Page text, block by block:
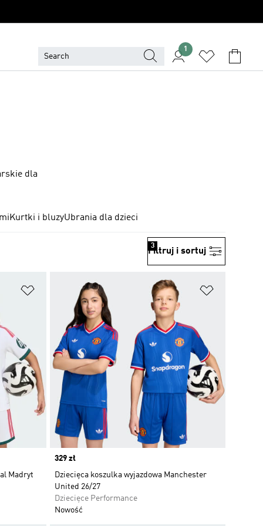
1
dla
Kurtki i bluzyUbrania dla dzieci
Filtruj i sortuj
3
Dodaj do listy życzeń
Madryt
Price
329 zł
Dziecięca koszulka wyjazdowa Manchester
United 26/27
Dziecięce Performance
Nowość